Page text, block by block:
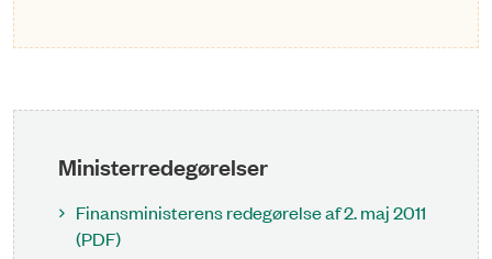
Ministerredegørelser
Finansministerens redegørelse af 2. maj 2011
(PDF)